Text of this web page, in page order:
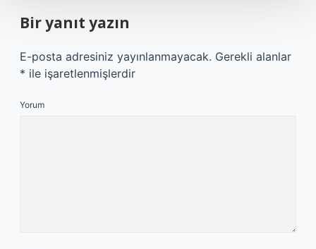
Bir yanıt yazın
E-posta adresiniz yayınlanmayacak. Gerekli alanlar
* ile işaretlenmişlerdir
Yorum